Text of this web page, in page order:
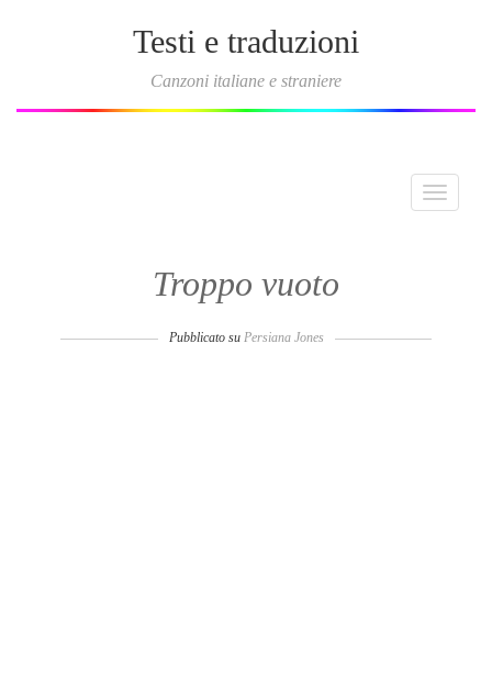
Testi e traduzioni
Canzoni italiane e straniere
Toggle
Troppo vuoto
Pubblicato su Persiana Jones